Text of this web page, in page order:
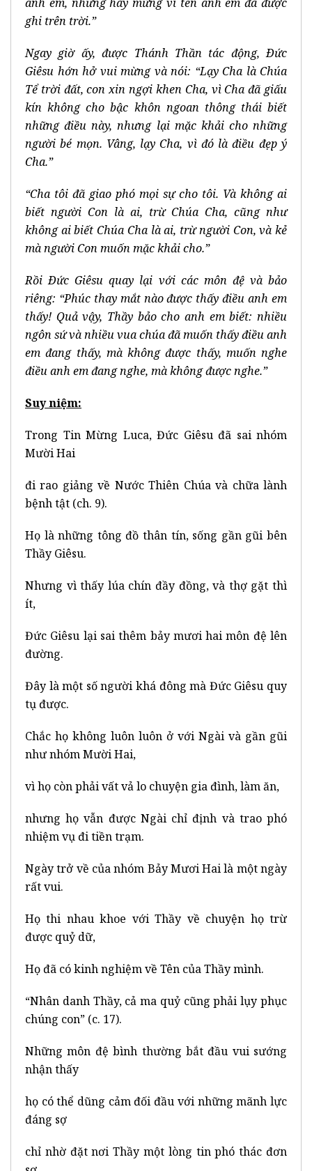
ghi trên trời.”
Ngay giờ ấy, được Thánh Thần tác động, Ðức
Giêsu hớn hở vui mừng và nói: “Lạy Cha là Chúa
Tể trời đất, con xin ngợi khen Cha, vì Cha đã giấu
kín không cho bậc khôn ngoan thông thái biết
những điều này, nhưng lại mặc khải cho những
người bé mọn. Vâng, lạy Cha, vì đó là điều đẹp ý
Cha.”
“Cha tôi đã giao phó mọi sự cho tôi. Và không ai
biết người Con là ai, trừ Chúa Cha, cũng như
không ai biết Chúa Cha là ai, trừ người Con, và kẻ
mà người Con muốn mặc khải cho.”
Rồi Ðức Giêsu quay lại với các môn đệ và bảo
riêng: “Phúc thay mắt nào được thấy điều anh em
thấy! Quả vậy, Thầy bảo cho anh em biết: nhiều
ngôn sứ và nhiều vua chúa đã muốn thấy điều anh
em đang thấy, mà không được thấy, muốn nghe
điều anh em đang nghe, mà không được nghe.”
Suy niệm:
Trong Tin Mừng Luca, Đức Giêsu đã sai nhóm
Mười Hai
đi rao giảng về Nước Thiên Chúa và chữa lành
bệnh tật (ch. 9).
Họ là những tông đồ thân tín, sống gần gũi bên
Thầy Giêsu.
Nhưng vì thấy lúa chín đầy đồng, và thợ gặt thì
ít,
Đức Giêsu lại sai thêm bảy mươi hai môn đệ lên
đường.
Đây là một số người khá đông mà Đức Giêsu quy
tụ được.
Chắc họ không luôn luôn ở với Ngài và gần gũi
như nhóm Mười Hai,
vì họ còn phải vất vả lo chuyện gia đình, làm ăn,
nhưng họ vẫn được Ngài chỉ định và trao phó
nhiệm vụ đi tiền trạm.
Ngày trở về của nhóm Bảy Mươi Hai là một ngày
rất vui.
Họ thi nhau khoe với Thầy về chuyện họ trừ
được quỷ dữ,
Họ đã có kinh nghiệm về Tên của Thầy mình.
“Nhân danh Thầy, cả ma quỷ cũng phải lụy phục
chúng con” (c. 17).
Những môn đệ bình thường bắt đầu vui sướng
nhận thấy
họ có thể dũng cảm đối đầu với những mãnh lực
đáng sợ
chỉ nhờ đặt nơi Thầy một lòng tin phó thác đơn